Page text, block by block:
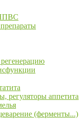
регуляторы аппетита
(ферменты...)